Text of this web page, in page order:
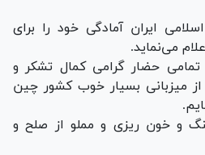
ایران آمادگی خود را برای
می‌نماید.
تمامی حضار گرامی کمال تشکر و
از میزبانی بسیار خوب کشور چین
و خون ریزی و مملو از صلح و